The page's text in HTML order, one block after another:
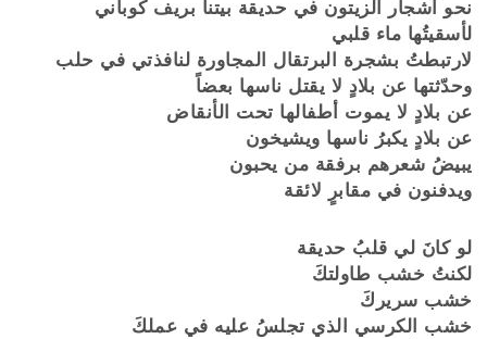
نحو أشجار الزيتون في حديقة بيتنا بريف كوباني
لأسقيتُها ماء قلبي
لارتبطتُ بشجرة البرتقال المجاورة لنافذتي في حلب
وحدّثتها عن بلادٍ لا يقتل ناسها بعضاً
عن بلادٍ لا يموت أطفالها تحت الأنقاض
عن بلادٍ يكبرُ ناسها ويشيخون
يبيضُ شعرهم برفقة من يحبون
ويدفنون في مقابرٍ لائقة
لو كانَ لي قلبُ حديقة
لكنتُ خشب طاولتكَ
خشب سريركَ
خشب الكرسي الذي تجلسُ عليه في عملكَ